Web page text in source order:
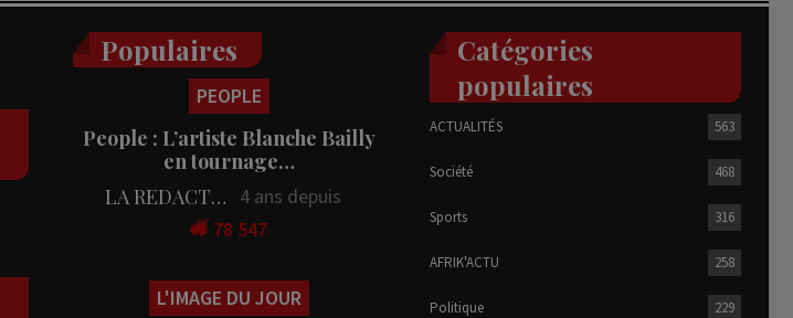
Populaires
PEOPLE
People : L’artiste Blanche Bailly
en tournage…
LA REDACTION
4 ans depuis
78 547
L'IMAGE DU JOUR
Catégories
populaires
ACTUALITÉS 563
Société 468
Sports 316
AFRIK'ACTU 258
Politique 229